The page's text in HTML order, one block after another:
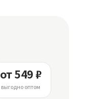
от 549 ₽
выгодно оптом